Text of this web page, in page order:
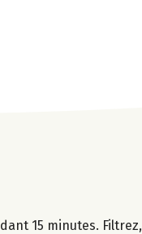
15 minutes. Filtrez,